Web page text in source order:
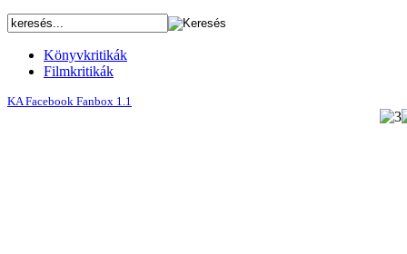
Könyvkritikák
Filmkritikák
KA Facebook Fanbox 1.1